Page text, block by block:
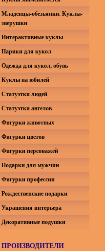
Младенцы-обезьянки. Куклы-
зверушки
Интерактивные куклы
Парики для кукол
Одежда для кукол, обувь
Куклы на юбилей
Статуэтки людей
Статуэтки ангелов
Фигурки животных
Фигурки цветов
Фигурки персонажей
Подарки для мужчин
Фигурки профессии
Рождественские подарки
Украшения интерьера
Декоративные подушки
ПРОИЗВОДИТЕЛИ